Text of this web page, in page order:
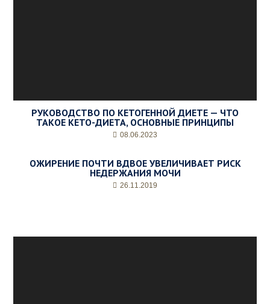
РУКОВОДСТВО ПО КЕТОГЕННОЙ ДИЕТЕ — ЧТО
ТАКОЕ КЕТО-ДИЕТА, ОСНОВНЫЕ ПРИНЦИПЫ
08.06.2023
ОЖИРЕНИЕ ПОЧТИ ВДВОЕ УВЕЛИЧИВАЕТ РИСК
НЕДЕРЖАНИЯ МОЧИ
26.11.2019